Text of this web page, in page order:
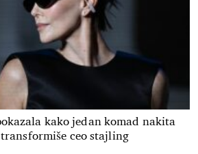
kako jedan komad nakita
ceo stajling